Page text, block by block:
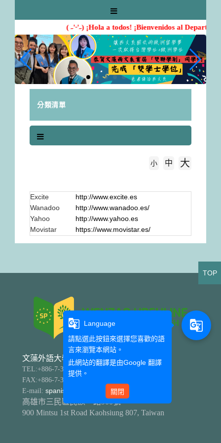
( ˶'ᵕ'˶) ¡Hola a todos! ¡Bienvenidos al
分類清單
小 中 大
Excite
http://www.excite.es
Wanadoo
http://www.wanadoo.es/
Yahoo
http://www.yahoo.es
Movistar
https://www.movistar.es/
文藻外語大學 西班牙語文系
TEL:+886-7-342-6031 分機5802、5803
FAX:+886-7-347-4883
E-mail: spanish@mail.wzu.edu.tw
高雄市三民區民族一路900號
900 Mintsu 1st Road Kaohsiung 807, Taiwan
TOP
g_translate
Language
請點選此按鈕來選擇您喜歡的語
言來瀏覽本網站。
此網站的翻譯是由Google 翻譯
提供。
關閉
g_translate